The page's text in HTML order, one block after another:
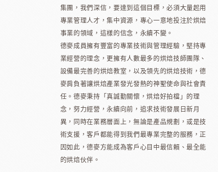
集團，我們深信，要達到這個目標，必須大量起用
專業管理人才，集中資源，專心一意地投注於烘焙
事業的領域，這樣的信念，永續不變。
德麥成員擁有豐富的專業技術與管理經驗，堅持專
業經營的理念，更擁有人數最多的烘焙技師團隊、
設備最完善的烘焙教室，以及領先的烘焙技術，德
麥肩負著讓烘焙產業發光發熱的神聖使命與社會責
任。德麥秉持「真誠勤關懷，烘焙好拍檔」的理
念，努力經營，永續向前，追求技術發展日新月
異，同時在業務層面上，無論是產品規劃，或是技
術支援，客戶都能得到我們最專業完整的服務，正
因如此，德麥方能成為客戶心目中最信賴、最全能
的烘焙伙伴。